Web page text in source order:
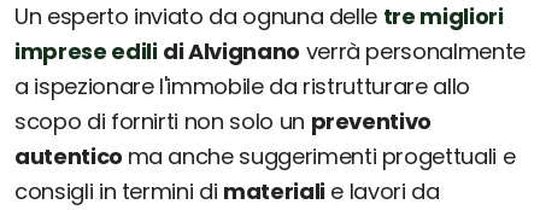
Un esperto inviato da ognuna delle tre migliori
imprese edili di Alvignano verrà personalmente
a ispezionare l'immobile da ristrutturare allo
scopo di fornirti non solo un preventivo
autentico ma anche suggerimenti progettuali e
consigli in termini di materialie lavori da